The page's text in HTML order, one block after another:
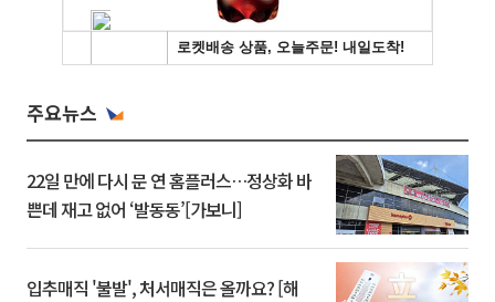
주요뉴스
22일 만에 다시 문 연 홈플러스…정상화 바
쁜데 재고 없어 ‘발동동’[가보니]
입추매직 '불발', 처서매직은 올까요? [해